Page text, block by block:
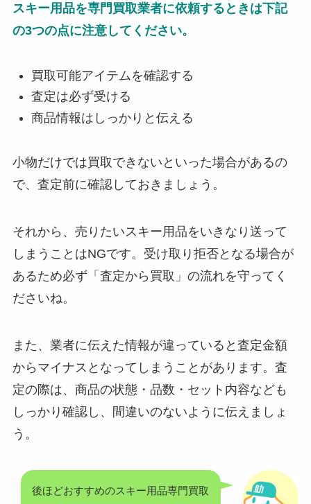
スキー用品を専門買取業者に依頼するときは下記
の3つの点に注意してください。
買取可能アイテムを確認する
査定は必ず受ける
商品情報はしっかりと伝える
小物だけでは買取できないといった場合があるの
で、査定前に確認しておきましょう。
それから、売りたいスキー用品をいきなり送って
しまうことはNGです。受け取り拒否となる場合が
あるため必ず「査定から買取」の流れを守ってく
ださいね。
また、業者に伝えた情報が違っていると査定金額
からマイナスとなってしまうことがあります。査
定の際は、商品の状態・品数・セット内容なども
しっかり確認し、間違いのないように伝えましょ
う。
後ほどおすすめのスキー用品専門買取